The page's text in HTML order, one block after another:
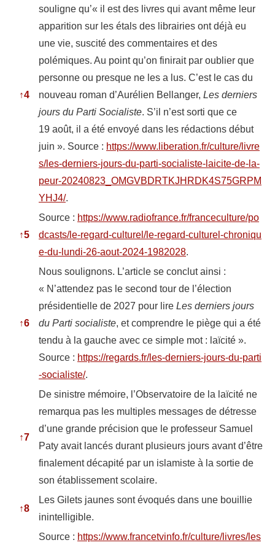
↑4
souligne qu’« il est des livres qui avant même leur
apparition sur les étals des librairies ont déjà eu
une vie, suscité des commentaires et des
polémiques. Au point qu’on finirait par oublier que
personne ou presque ne les a lus. C’est le cas du
nouveau roman d’Aurélien Bellanger, Les derniers
jours du Parti Socialiste. S’il n’est sorti que ce
19 août, il a été envoyé dans les rédactions début
juin ». Source : https://www.liberation.fr/culture/livre
s/les-derniers-jours-du-parti-socialiste-laicite-de-la-
peur-20240823_OMGVBDRTKJHRDK4S75GRPM
YHJ4/.
↑5
Source : https://www.radiofrance.fr/franceculture/po
dcasts/le-regard-culturel/le-regard-culturel-chroniqu
e-du-lundi-26-aout-2024-1982028.
↑6
Nous soulignons. L’article se conclut ainsi :
« N’attendez pas le second tour de l’élection
présidentielle de 2027 pour lire Les derniers jours
du Parti socialiste, et comprendre le piège qui a été
tendu à la gauche avec ce simple mot : laïcité ».
Source : https://regards.fr/les-derniers-jours-du-parti
-socialiste/.
↑7
De sinistre mémoire, l’Observatoire de la laïcité ne
remarqua pas les multiples messages de détresse
d’une grande précision que le professeur Samuel
Paty avait lancés durant plusieurs jours avant d’être
finalement décapité par un islamiste à la sortie de
son établissement scolaire.
↑8
Les Gilets jaunes sont évoqués dans une bouillie
inintelligible.
Source : https://www.francetvinfo.fr/culture/livres/les